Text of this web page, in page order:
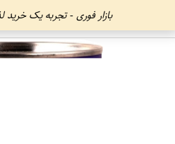
بازار فوری - تجربه یک